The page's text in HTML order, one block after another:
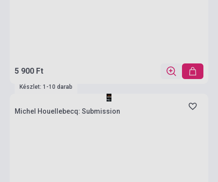
5 900 Ft
Készlet: 1-10 darab
Michel Houellebecq: Submission